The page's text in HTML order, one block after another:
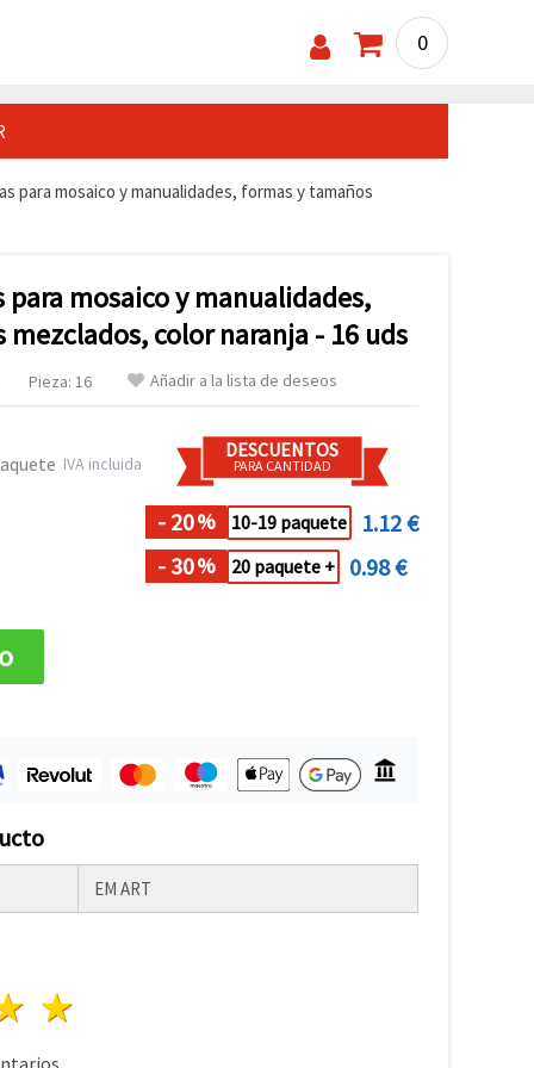
0
para mosaico y manualidades, formas y tamaños
para mosaico y manualidades,
color naranja - 16 uds
Pieza: 16 Añadir a la lista de deseos
IVA incluida
DESCUENTOS
PARA CANTIDAD
- 20% 10-19 paquete
1.12 €
- 30% 20 paquete + 0.98 €
EM ART
4 estrellas
estrellas